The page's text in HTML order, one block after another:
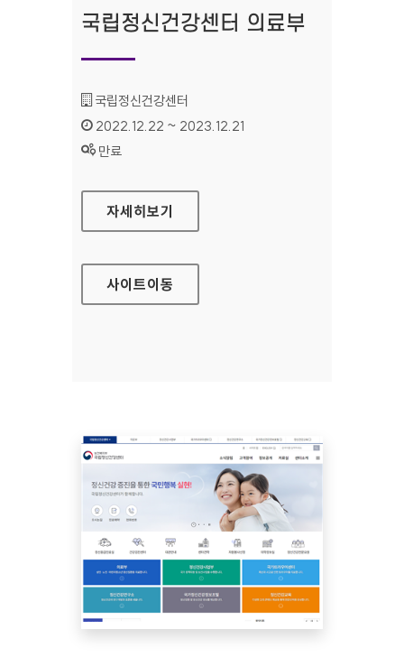
국립정신건강센터 의료부
기관명 :
국립정신건강센터
인증기간 :
2022.12.22 ~ 2023.12.21
상태 :
만료
국립정신건강센터 의료부
자세히보기
사이트이동